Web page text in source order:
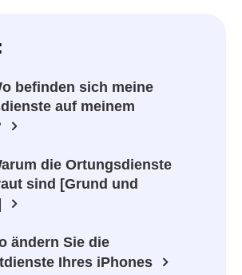
befinden sich meine
auf meinem
die Ortungsdienste
sind [Grund und
ändern Sie die
Ihres iPhones